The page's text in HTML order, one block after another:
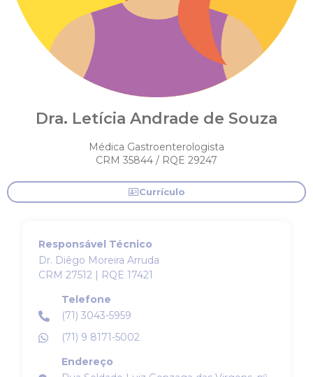
Dra. Letícia Andrade de Souza
Médica Gastroenterologista
CRM 35844 / RQE 29247
Currículo
Responsável Técnico
Dr. Diêgo Moreira Arruda
CRM 27512 | RQE 17421
Telefone
(71) 3043-5959
(71) 9 8171-5002
Endereço